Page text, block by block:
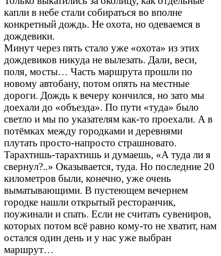
капли в небе стали собираться во вполне
конкретный дождь. Не охота, но одеваемся в
дождевики.
Минут через пять стало уже «охота» из этих
дождевиков никуда не вылезать. Дали, веси,
поля, мосты… Часть маршрута прошли по
новому автобану, потом опять на местные
дороги. Дождь к вечеру кончился, но зато мы
доехали до «объезда». По пути «туда» было
светло и мы по указателям как-то проехали. А в
потёмках между городками и деревнями
плутать просто-напросто страшновато.
Тарахтишь-тарахтишь и думаешь, «А туда ли я
свернул?..» Оказывается, туда. Но последние 20
километров были, конечно, уже очень
выматывающими. В пустеющем вечернем
городке нашли открытый ресторанчик,
поужинали и спать. Если не считать сувениров,
которых потом всё равно кому-то не хватит, нам
остался один день и у нас уже выбран
маршрут…